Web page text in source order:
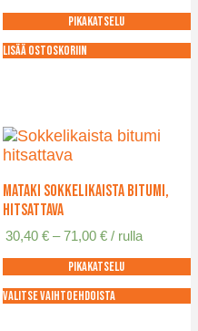
Pikakatselu
Lisää ostoskoriin
Mataki sokkelikaista bitumi,
hitsattava
30,40 € – 71,00 €Hintaluokka:
-
/ rulla
Pikakatselu
Valitse vaihtoehdoista